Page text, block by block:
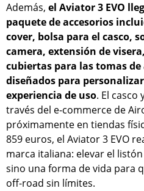
Además, el Aviator 3 EVO
paquete de accesorios
cover, bolsa para el casco,
camera, extensión de
cubiertas para las tomas
diseñados para
experiencia de uso. El casco
través del e-commerce de
próximamente en tiendas
859 euros, el Aviator 3 EVO
marca italiana: elevar el
sino una forma de vida para
off-road sin límites.